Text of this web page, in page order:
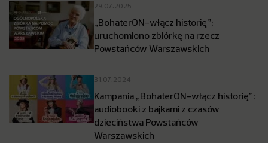
29.07.2025
„BohaterON-włącz historię”:
uruchomiono zbiórkę na rzecz
Powstańców Warszawskich
31.07.2024
Kampania „BohaterON-włącz historię”:
audiobooki z bajkami z czasów
dzieciństwa Powstańców
Warszawskich